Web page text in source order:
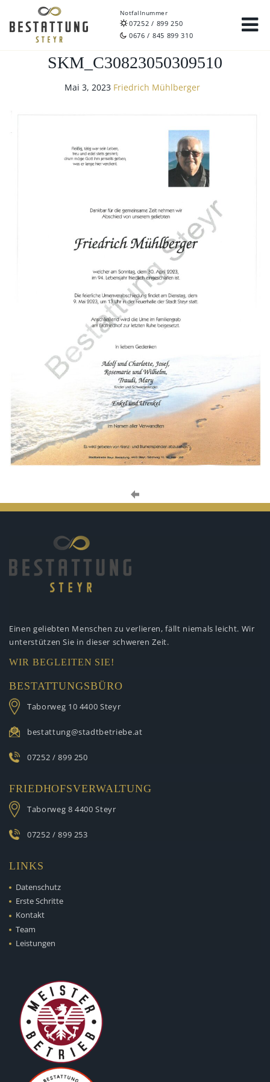
Notfallnummer
07252 / 899 250
0676 / 845 899 310
SKM_C30823050309510
Mai 3, 2023 Friedrich Mühlberger
Einen geliebten Menschen zu verlieren, fällt niemals leicht. Wir
unterstützen Sie in dieser schweren Zeit.
WIR BEGLEITEN SIE!
BESTATTUNGSBÜRO
Taborweg 10 4400 Steyr
bestattung@stadtbetriebe.at
07252 / 899 250
FRIEDHOFSVERWALTUNG
Taborweg 8 4400 Steyr
07252 / 899 253
LINKS
Datenschutz
Erste Schritte
Kontakt
Team
Leistungen